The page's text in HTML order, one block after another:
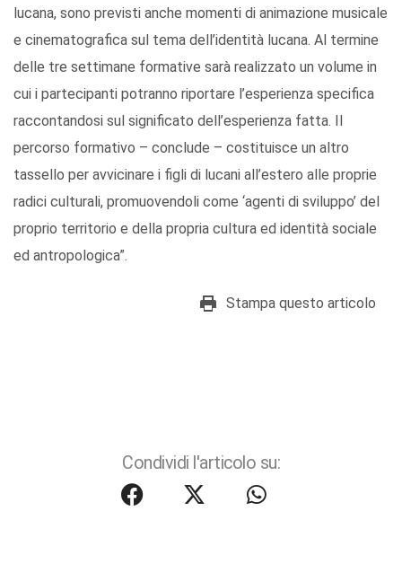
lucana, sono previsti anche momenti di animazione musicale
e cinematografica sul tema dell’identità lucana. Al termine
delle tre settimane formative sarà realizzato un volume in
cui i partecipanti potranno riportare l’esperienza specifica
raccontandosi sul significato dell’esperienza fatta. Il
percorso formativo – conclude – costituisce un altro
tassello per avvicinare i figli di lucani all’estero alle proprie
radici culturali, promuovendoli come ‘agenti di sviluppo’ del
proprio territorio e della propria cultura ed identità sociale
ed antropologica”.
Stampa questo articolo
Condividi l'articolo su: